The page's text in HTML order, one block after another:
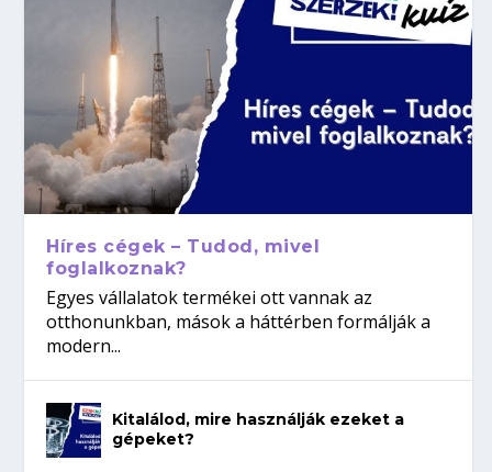
Híres cégek – Tudod, mivel
foglalkoznak?
Egyes vállalatok termékei ott vannak az
otthonunkban, mások a háttérben formálják a
modern...
Kitalálod, mire használják ezeket a
gépeket?